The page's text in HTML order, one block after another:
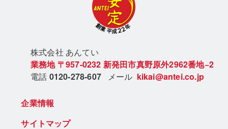
株式会社 あんてい
業務地 〒957-0232 新発田市真野原外2962番地−2
電話 0120-278-607 メール kikai@antei.co.jp
企業情報
サイトマップ